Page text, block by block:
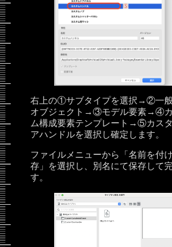
右上の①サブタイプを選択→②一
オブジェクト→③モデル要素→④
ム構成要素テンプレート→⑤カス
アハンドルを選択し確定します。
ファイルメニューから「名前を付
存」を選択し、別名にて保存して
す。